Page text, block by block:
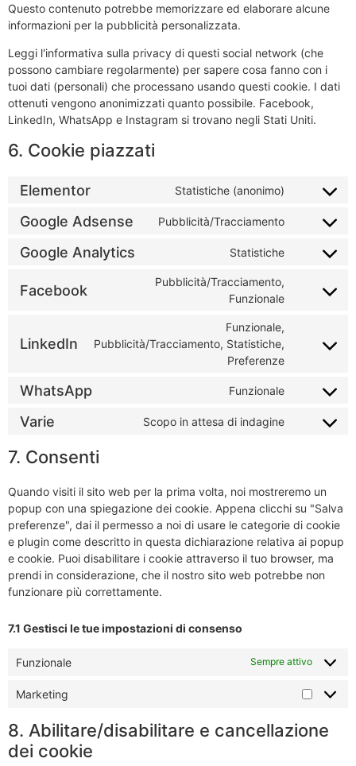
Questo contenuto potrebbe memorizzare ed elaborare alcune
informazioni per la pubblicità personalizzata.
Leggi l'informativa sulla privacy di questi social network (che
possono cambiare regolarmente) per sapere cosa fanno con i
tuoi dati (personali) che processano usando questi cookie. I dati
ottenuti vengono anonimizzati quanto possibile. Facebook,
LinkedIn, WhatsApp e Instagram si trovano negli Stati Uniti.
6. Cookie piazzati
Elementor Statistiche (anonimo)
Google Adsense Pubblicità/Tracciamento
Google Analytics Statistiche
Facebook
Pubblicità/Tracciamento,
Funzionale
LinkedIn
Funzionale,
Pubblicità/Tracciamento, Statistiche,
Preferenze
WhatsApp Funzionale
Varie Scopo in attesa di indagine
7. Consenti
Quando visiti il sito web per la prima volta, noi mostreremo un
popup con una spiegazione dei cookie. Appena clicchi su "Salva
preferenze", dai il permesso a noi di usare le categorie di cookie
e plugin come descritto in questa dichiarazione relativa ai popup
e cookie. Puoi disabilitare i cookie attraverso il tuo browser, ma
prendi in considerazione, che il nostro sito web potrebbe non
funzionare più correttamente.
7.1 Gestisci le tue impostazioni di consenso
Funzionale Sempre attivo
Marketing
8. Abilitare/disabilitare e cancellazione
dei cookie